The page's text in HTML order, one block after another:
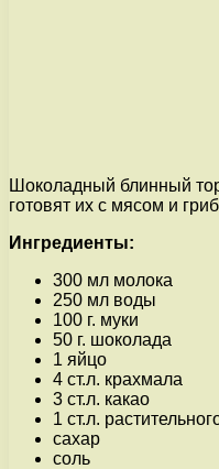
Шоколадный блинный
готовят их с мясом и
Ингредиенты:
300 мл молока
250 мл воды
100 г. муки
50 г. шоколада
1 яйцо
4 ст.л. крахмала
3 ст.л. какао
1 ст.л.
сахар
соль